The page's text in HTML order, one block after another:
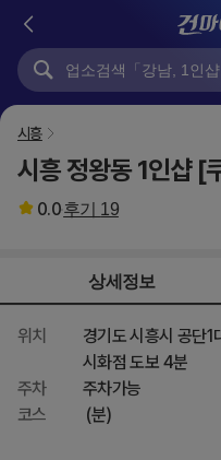
시흥
시흥 정왕동 1인샵 [
0.0후기 19
상세정보
위치
경기도 시흥시 공단
시화점 도보 4분
주차
주차가능
코스
(분)